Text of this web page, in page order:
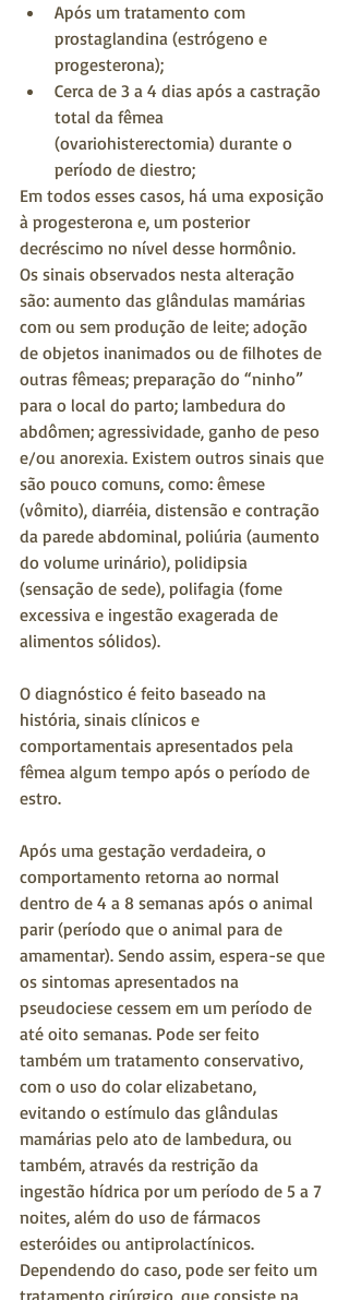
Após um tratamento com
prostaglandina (estrógeno e
progesterona);
Cerca de 3 a 4 dias após a castração
total da fêmea
(ovariohisterectomia) durante o
período de diestro;
Em todos esses casos, há uma exposição
à progesterona e, um posterior
decréscimo no nível desse hormônio.
Os sinais observados nesta alteração
são: aumento das glândulas mamárias
com ou sem produção de leite; adoção
de objetos inanimados ou de filhotes de
outras fêmeas; preparação do “ninho”
para o local do parto; lambedura do
abdômen; agressividade, ganho de peso
e/ou anorexia. Existem outros sinais que
são pouco comuns, como: êmese
(vômito), diarréia, distensão e contração
da parede abdominal, poliúria (aumento
do volume urinário), polidipsia
(sensação de sede), polifagia (fome
excessiva e ingestão exagerada de
alimentos sólidos).
O diagnóstico é feito baseado na
história, sinais clínicos e
comportamentais apresentados pela
fêmea algum tempo após o período de
estro.
Após uma gestação verdadeira, o
comportamento retorna ao normal
dentro de 4 a 8 semanas após o animal
parir (período que o animal para de
amamentar). Sendo assim, espera-se que
os sintomas apresentados na
pseudociese cessem em um período de
até oito semanas. Pode ser feito
também um tratamento conservativo,
com o uso do colar elizabetano,
evitando o estímulo das glândulas
mamárias pelo ato de lambedura, ou
também, através da restrição da
ingestão hídrica por um período de 5 a 7
noites, além do uso de fármacos
esteróides ou antiprolactínicos.
Dependendo do caso, pode ser feito um